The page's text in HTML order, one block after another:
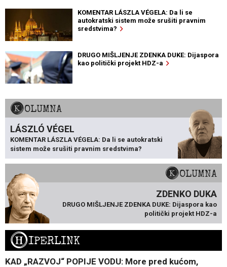
KOMENTAR LÁSZLA VÉGELA: Da li se
autokratski sistem može srušiti pravnim
sredstvima?
DRUGO MIŠLJENJE ZDENKA DUKE: Dijaspora
kao politički projekt HDZ-a
KOLUMNA
LÁSZLÓ VÉGEL
KOMENTAR LÁSZLA VÉGELA: Da li se autokratski
sistem može srušiti pravnim sredstvima?
KOLUMNA
ZDENKO DUKA
DRUGO MIŠLJENJE ZDENKA DUKE: Dijaspora kao
politički projekt HDZ-a
HIPERLINK
KAD „RAZVOJ“ POPIJE VODU: More pred kućom,